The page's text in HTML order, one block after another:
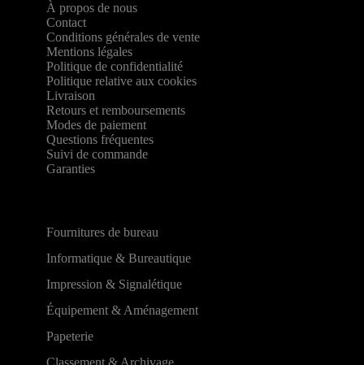
À propos de nous
Contact
Conditions générales de vente
Mentions légales
Politique de confidentialité
Politique relative aux cookies
Livraison
Retours et remboursements
Modes de paiement
Questions fréquentes
Suivi de commande
Garanties
Fournitures de bureau
Informatique & Bureautique
Impression & Signalétique
Équipement & Aménagement
Papeterie
Classement & Archivage